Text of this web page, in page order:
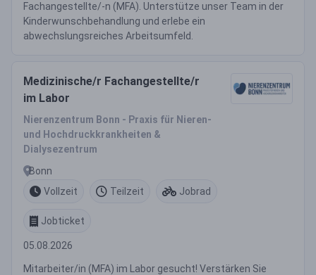
Fachangestellte/-n (MFA). Unterstütze unser Team in der
Kinderwunschbehandlung und erlebe ein
abwechslungsreiches Arbeitsumfeld.
Medizinische/r Fachangestellte/r
im Labor
Nierenzentrum Bonn - Praxis für Nieren-
und Hochdruckkrankheiten &
Dialysezentrum
Bonn
Vollzeit
Teilzeit Jobrad
Jobticket
05.08.2026
Mitarbeiter/in (MFA) im Labor gesucht! Verstärken Sie